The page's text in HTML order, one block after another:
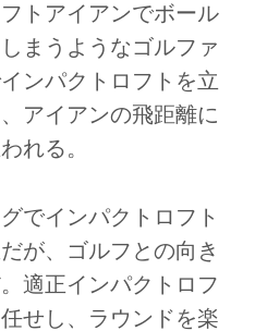
トアイアンでボール
まうようなゴルファ
ンパクトロフトを立
アイアンの飛距離に
れる。
でインパクトロフト
が、ゴルフとの向き
適正インパクトロフ
せし、ラウンドを楽